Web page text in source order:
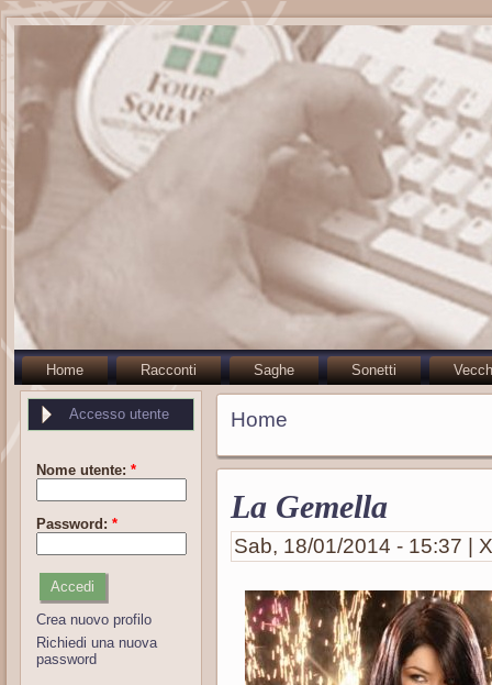
Home Racconti Saghe Sonetti
Accesso utente
Nome utente: *
Password: *
Crea nuovo profilo
Richiedi una nuova
password
Home
La Gemella
Sab, 18/01/2014 - 15:37 |